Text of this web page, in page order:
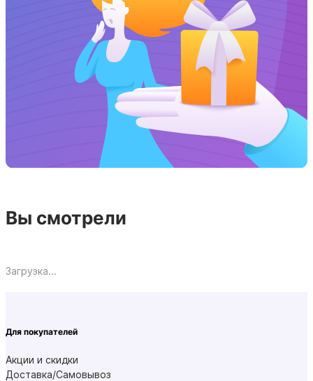
Вы смотрели
Загрузка...
Для покупателей
Акции и скидки
Доставка/Самовывоз